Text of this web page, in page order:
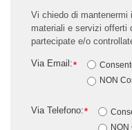
Vi chiedo di mantenermi
materiali e servizi offerti
partecipate e/o
*
Via Email:
NON
*
Via Telefono:
NON